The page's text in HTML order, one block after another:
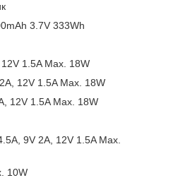
3.7V 333Wh
1.5A Max. 18W
12V 1.5A Max. 18W
12V 1.5A Max. 18W
9V 2A, 12V 1.5A Max.
10W